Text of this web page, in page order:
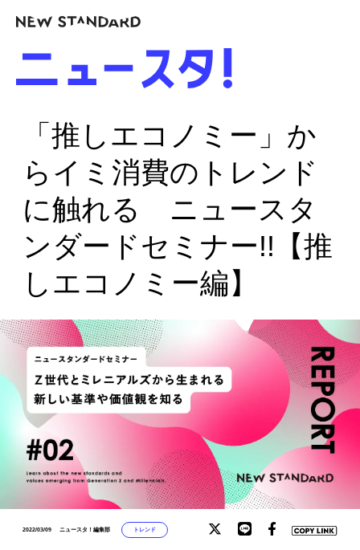
「推しエコノミー」か
らイミ消費のトレンド
に触れる ニュースタ
ンダードセミナー!!【推
しエコノミー編】
2022/03/09 ニュースタ！編集部 トレンド